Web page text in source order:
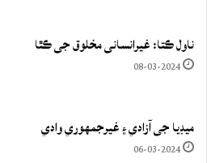
ناول ڪتا: غيرانساني مخلوق جي ڪٿا
08-03-2024
ميڊيا جي آزادي ۽ غيرجمھوري وادي
06-03-2024